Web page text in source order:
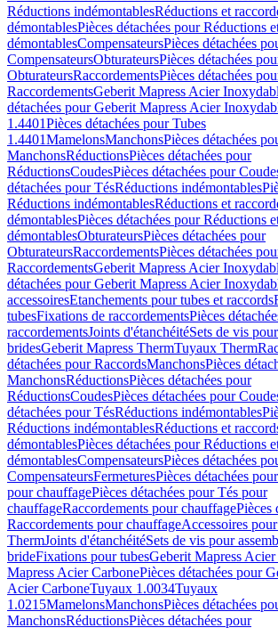
Réductions indémontablesRéductions et
démontablesPièces détachées pour Réductions
démontablesCompensateursPièces détachées
CompensateursObturateursPièces détachées
ObturateursRaccordementsPièces détachées
RaccordementsGeberit Mapress Acier
détachées pour Geberit Mapress Acier
1.4401Pièces détachées pour Tubes
1.4401MamelonsManchonsPièces détachées
ManchonsRéductionsPièces détachées pour
RéductionsCoudesPièces détachées pour
détachées pour TésRéductions indémontables
Réductions indémontablesRéductions et
démontablesPièces détachées pour Réductions
démontablesObturateursPièces détachées pour
ObturateursRaccordementsPièces détachées
RaccordementsGeberit Mapress Acier
détachées pour Geberit Mapress Acier
accessoiresEtanchements pour tubes et raccords
tubesFixations de raccordementsPièces
raccordementsJoints d'étanchéitéSets de vis
bridesGeberit Mapress ThermTuyaux Therm
détachées pour RaccordsManchonsPièces
ManchonsRéductionsPièces détachées pour
RéductionsCoudesPièces détachées pour
détachées pour TésRéductions indémontables
Réductions indémontablesRéductions et
démontablesPièces détachées pour Réductions
démontablesCompensateursPièces détachées
CompensateursFermeturesPièces détachées
pour chauffagePièces détachées pour Tés pour
chauffageRaccordements pour chauffagePièces
Raccordements pour chauffageAccessoires
ThermJoints d'étanchéitéSets de vis pour
brideFixations pour tubesGeberit Mapress
Mapress Acier CarbonePièces détachées pour
Acier CarboneTuyaux 1.0034Tuyaux
1.0215MamelonsManchonsPièces détachées
ManchonsRéductionsPièces détachées pour